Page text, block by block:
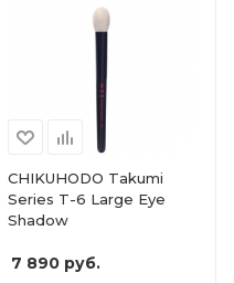
CHIKUHODO Takumi
Series T-6 Large Eye
Shadow
7 890руб.